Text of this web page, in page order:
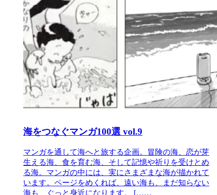
海をつなぐマンガ100選 vol.9
マンガを通して海へと旅する企画。冒険の海、恋が芽
生える海、食を育む海、そして記憶や祈りを受けとめ
る海。マンガの中には、実にさまざまな海が描かれて
います。ページをめくれば、遠い海も、まだ知らない
海も、ぐっと身近になります。 [……